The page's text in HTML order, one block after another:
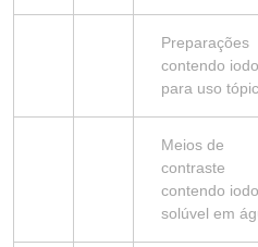
Preparações
contendo iodo
para uso
Meios de
contraste
contendo iodo
solúvel em